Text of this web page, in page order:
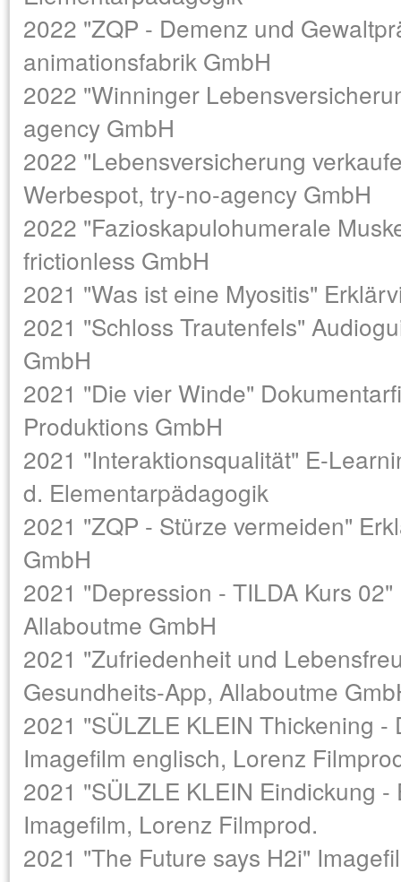
2022 "ZQP - Demenz und
animationsfabrik GmbH
2022 "Winninger
agency GmbH
2022 "Lebensversicherung
Werbespot, try-no-agency GmbH
2022 "Fazioskapulohumerale
frictionless GmbH
2021 "Was ist eine Myositis"
2021 "Schloss Trautenfels"
GmbH
2021 "Die vier Winde"
Produktions GmbH
2021 "Interaktionsqualität" E-
d. Elementarpädagogik
2021 "ZQP - Stürze vermeiden"
GmbH
2021 "Depression - TILDA Kurs
Allaboutme GmbH
2021 "Zufriedenheit und
Gesundheits-App, Allaboutme
2021 "SÜLZLE KLEIN Thickening
Imagefilm englisch, Lorenz
2021 "SÜLZLE KLEIN Eindickung
Imagefilm, Lorenz Filmprod.
2021 "The Future says H2i"